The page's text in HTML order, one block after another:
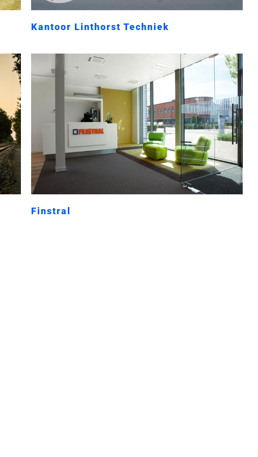
Kantoor Linthorst Techniek
Finstral